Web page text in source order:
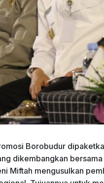
Borobudur
dikembangkan
Miftah mengusulkan